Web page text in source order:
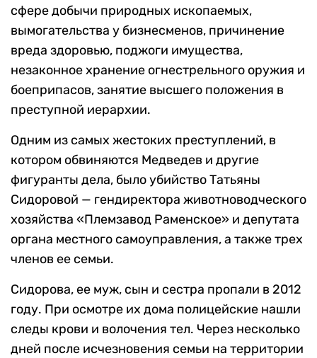
сфере добычи природных ископаемых,
вымогательства у бизнесменов, причинение
вреда здоровью, поджоги имущества,
незаконное хранение огнестрельного оружия и
боеприпасов, занятие высшего положения в
преступной иерархии.
Одним из самых жестоких преступлений, в
котором обвиняются Медведев и другие
фигуранты дела, было убийство Татьяны
Сидоровой — гендиректора животноводческого
хозяйства «Племзавод Раменское» и депутата
органа местного самоуправления, а также трех
членов ее семьи.
Сидорова, ее муж, сын и сестра пропали в 2012
году. При осмотре их дома полицейские нашли
следы крови и волочения тел. Через несколько
дней после исчезновения семьи на территории